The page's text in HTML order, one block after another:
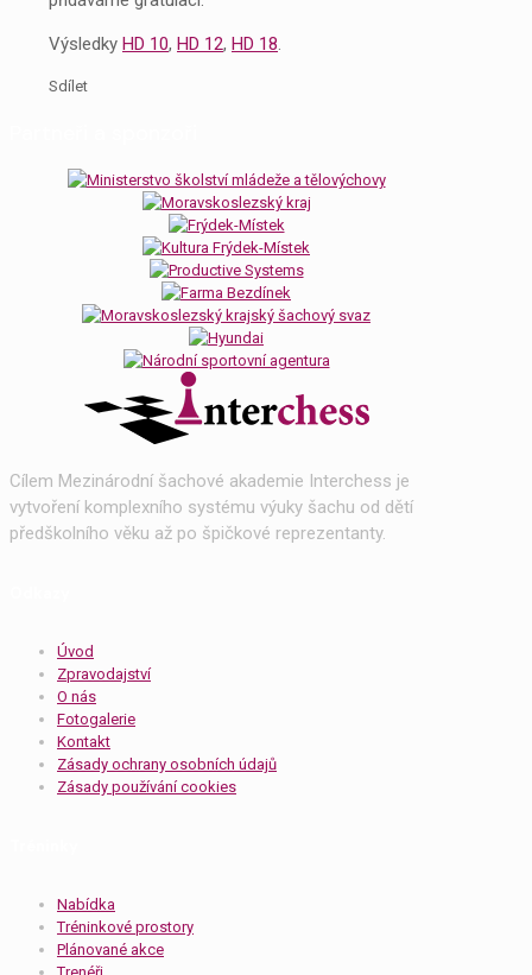
Výsledky HD 10, HD 12, HD 18.
Sdílet
Cílem Mezinárodní šachové akademie Interchess je
vytvoření komplexního systému výuky šachu od dětí
předškolního věku až po špičkové reprezentanty.
Úvod
Zpravodajství
O nás
Fotogalerie
Kontakt
Zásady ochrany osobních údajů
Zásady používání cookies
Nabídka
Tréninkové prostory
Plánované akce